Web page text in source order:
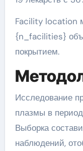
Facility location
{n_facilities}
покрытием.
Исследование
плазмы в
Выборка
наблюдений,